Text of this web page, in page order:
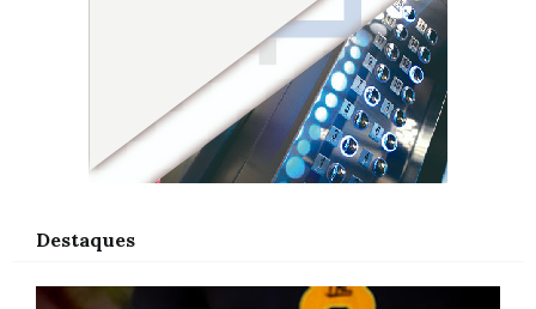
Destaques